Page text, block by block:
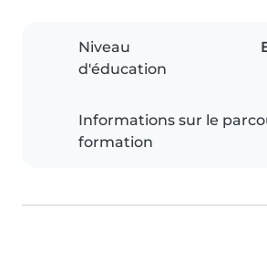
Niveau
d'éducation
Informations sur le
formation